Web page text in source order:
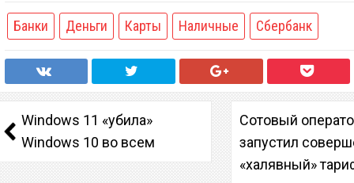
Банки Деньги Карты Наличные Сбербанк
Windows 11 «убила»
Windows 10 во всем
Сотовый
запустил
«халявный»